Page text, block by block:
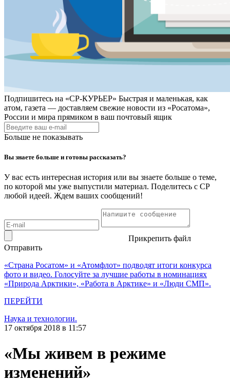
Подпишитесь на «СР-КУРЬЕР» Быстрая и маленькая, как
атом, газета — доставляем свежие новости из «Росатома»,
России и мира прямиком в ваш почтовый ящик
Больше не показывать
Вы знаете больше и готовы рассказать?
У вас есть интересная история или вы знаете больше о теме,
по которой мы уже выпустили материал. Поделитесь с СР
любой идеей. Ждем ваших сообщений!
Прикрепить файл
Отправить
«Страна Росатом» и «Атомфлот» подводят итоги конкурса
фото и видео. Голосуйте за лучшие работы в номинациях
«Природа Арктики», «Работа в Арктике» и «Люди СМП».
ПЕРЕЙТИ
Наука и технологии.
17 октября 2018 в 11:57
«Мы живем в режиме
изменений»